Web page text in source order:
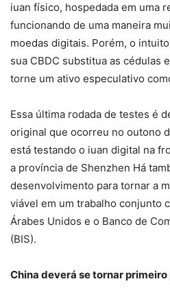
iuan físico, hospedada em uma
funcionando de uma maneira
moedas digitais. Porém, o
sua CBDC substitua as cédulas
torne um ativo especulativo
Essa última rodada de testes é
original que ocorreu no outono
está testando o iuan digital na
a província de Shenzhen Há
desenvolvimento para tornar a
viável em um trabalho conjunto
Árabes Unidos e o Banco de
(BIS).
China deverá se tornar primeiro